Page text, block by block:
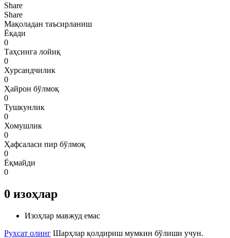
Share
Share
Мақоладан таъсирланиш
Ёқади
0
Таҳсинга лойиқ
0
Хурсандчилик
0
Ҳайрон бўлмоқ
0
Тушкунлик
0
Хомушлик
0
Ҳафсаласи пир бўлмоқ
0
Ёқмайди
0
0 изоҳлар
Изоҳлар мавжуд емас
Рухсат олинг Шарҳлар қолдириш мумкин бўлиши учун.